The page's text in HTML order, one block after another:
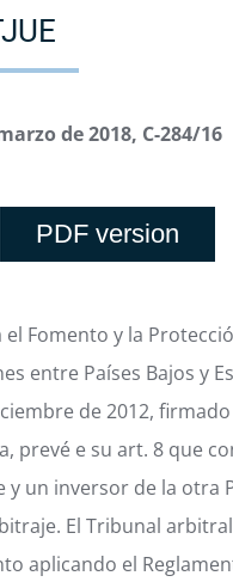
de 2018, C-284/16
PDF version
el Fomento y la
entre Países Bajos y
de 2012,
prevé e su art. 8 que
y un inversor de la otra
El Tribunal
aplicando el